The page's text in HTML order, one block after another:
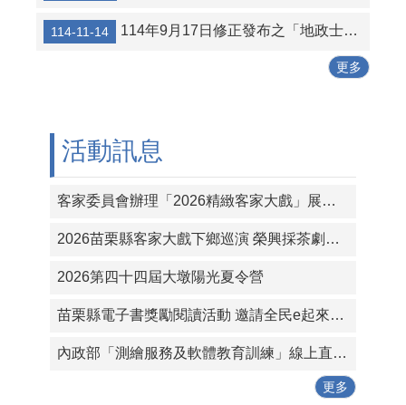
114-11-14 114年9月17日修正發布之「地政士證照費收費標準」，自114年11月1日施行
更多
活動訊息
客家委員會辦理「2026精緻客家大戲」展演活動
2026苗栗縣客家大戲下鄉巡演 榮興採茶劇團《仙凡緣》 延期至10月3日造橋國中演出
2026第四十四屆大墩陽光夏令營
苗栗縣電子書獎勵閱讀活動 邀請全民e起來享讀
內政部「測繪服務及軟體教育訓練」線上直播網址資訊
更多